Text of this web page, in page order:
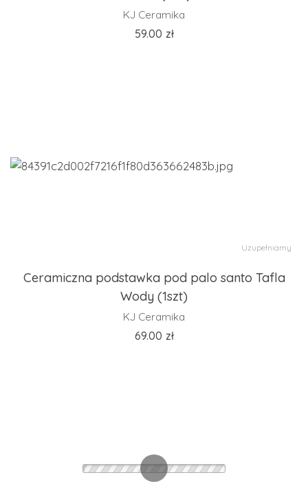
KJ Ceramika
59.00 zł
Uzupełniamy
Ceramiczna podstawka pod palo santo Tafla
Wody (1szt)
KJ Ceramika
69.00 zł